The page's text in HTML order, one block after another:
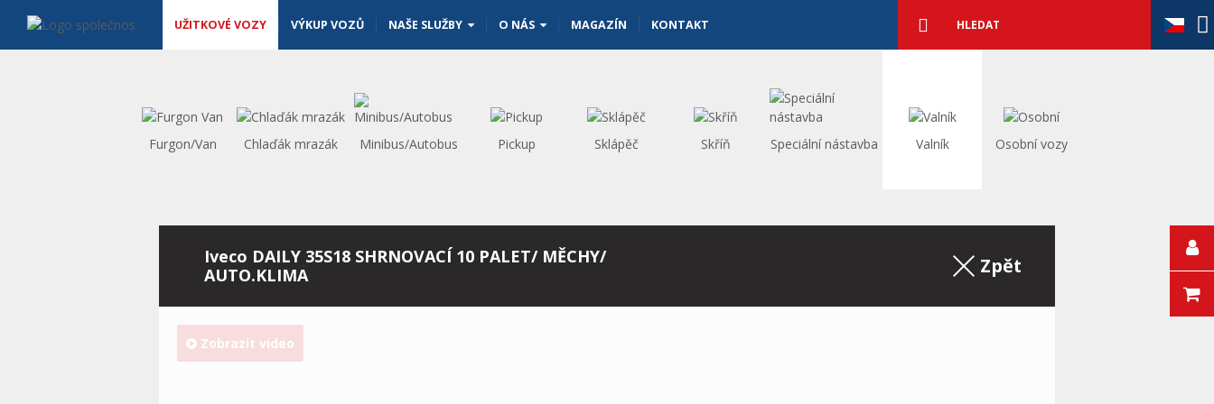
UŽITKOVÉ VOZY VÝKUP VOZŮ NAŠE SLUŽBY O NÁS MAGAZÍN KONTAKT vyhledávání
Vyhledat
Furgon/Van Chlaďák mrazák Minibus/Autobus Pickup Sklápěč Skříň Speciální nástavba Valník Osobní vozy
Iveco DAILY 35S18 SHRNOVACÍ 10 PALET/ MĚCHY/
AUTO.KLIMA
Zpět na výpis
Zobrazit video